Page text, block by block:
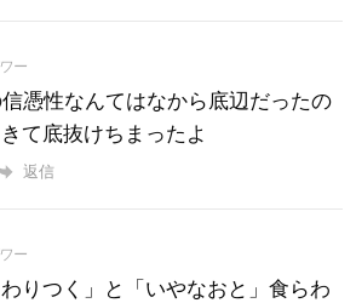
ー
憑性なんてはなから底辺だったの
て底抜けちまったよ
返信
ー
りつく」と「いやなおと」食らわ